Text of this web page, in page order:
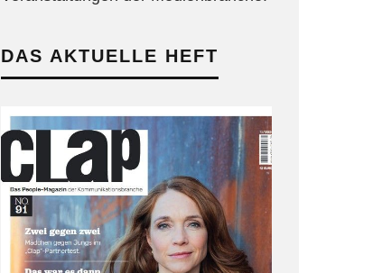
DAS AKTUELLE HEFT